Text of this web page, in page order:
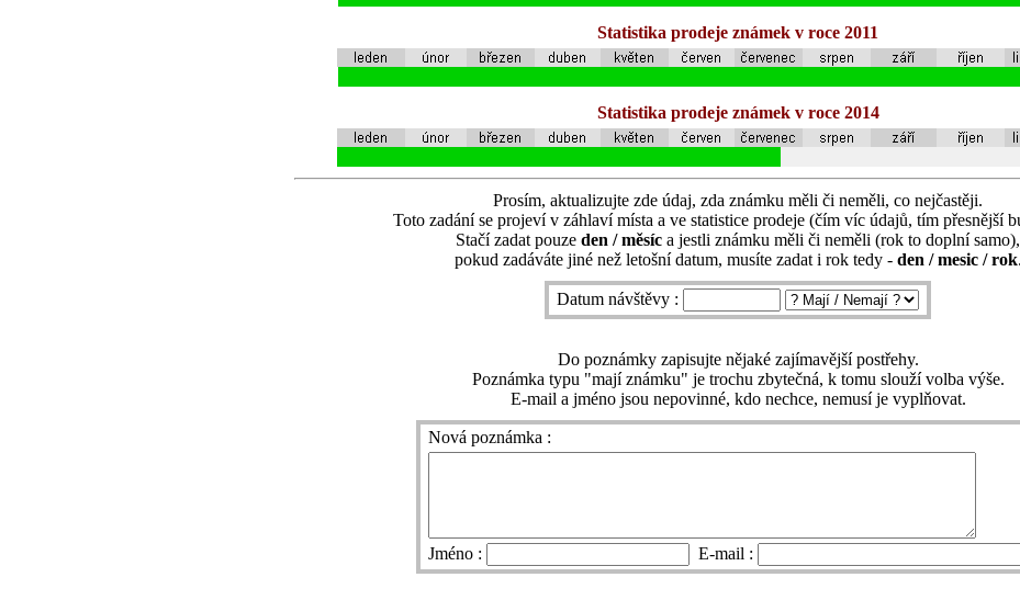
Statistika prodeje známek v roce 2011
Statistika prodeje známek v roce 2014
Prosím, aktualizujte zde údaj, zda známku měli či neměli, co nejčastěji.
Toto zadání se projeví v záhlaví místa a ve statistice prodeje (čím víc údajů, tím přesnější
Stačí zadat pouze den / měsíc a jestli známku měli či neměli (rok to doplní samo),
pokud zadáváte jiné než letošní datum, musíte zadat i rok tedy - den / mesic / rok.
Datum návštěvy :
Do poznámky zapisujte nějaké zajímavější postřehy.
Poznámka typu "mají známku" je trochu zbytečná, k tomu slouží volba výše.
E-mail a jméno jsou nepovinné, kdo nechce, nemusí je vyplňovat.
Nová poznámka :
Jméno : E-mail :